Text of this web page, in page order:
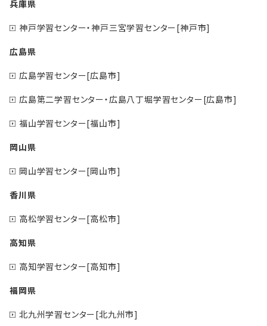
兵庫県
神戸学習センター・神戸三宮学習センター[神戸市]
広島県
広島学習センター[広島市]
広島第二学習センター・広島八丁堀学習センター[広島市]
福山学習センター[福山市]
岡山県
岡山学習センター[岡山市]
香川県
高松学習センター[高松市]
高知県
高知学習センター[高知市]
福岡県
北九州学習センター[北九州市]